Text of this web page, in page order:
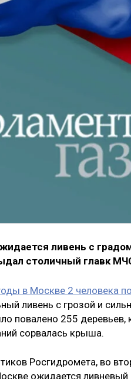
ливень с
столичный главк
в Москве 2 человека
ливень с грозой и
повалено 255
сорвалась крыша.
Росгидромета, во
ожидается ливневый